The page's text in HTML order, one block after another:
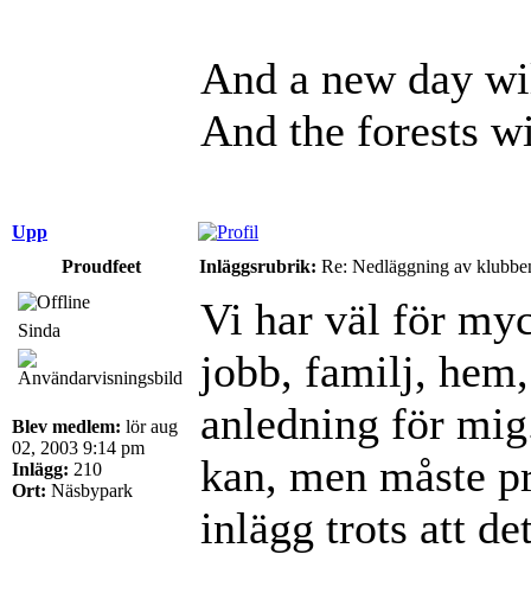
And a new day
And the forests
Upp
Proudfeet
Inläggsrubrik: Re: Nedläggning av
Sinda
Blev medlem: lör aug
02, 2003 9:14 pm
Inlägg: 210
Ort: Näsbypark
Vi har väl för
jobb, familj,
anledning för
kan, men måste
inlägg trots att